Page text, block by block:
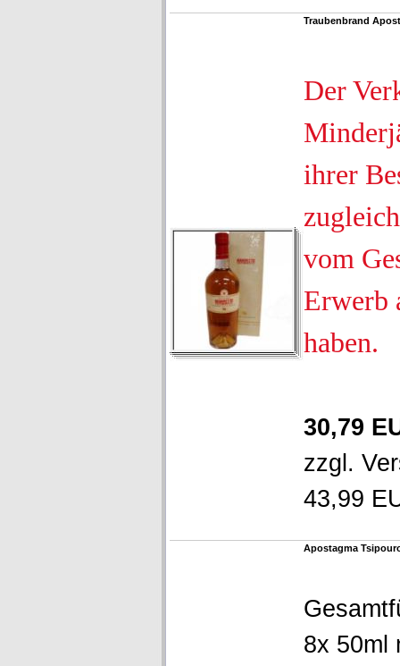
Traubenbrand
Der
ihrer
vom
Erwerb
haben.
30,79
zzgl.
43,99
Apostagma
8x 50ml